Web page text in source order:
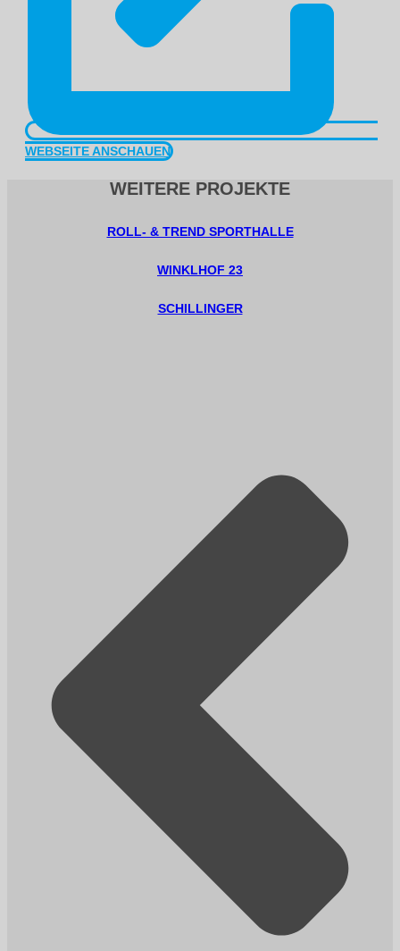
WEBSEITE ANSCHAUEN
WEITERE PROJEKTE
ROLL- & TREND SPORTHALLE
WINKLHOF 23
SCHILLINGER